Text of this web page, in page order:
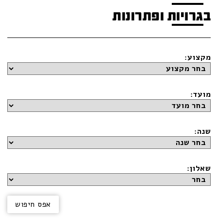
בגרויות ופתרונות
מקצוע:
מועד:
שנה:
שאלון: